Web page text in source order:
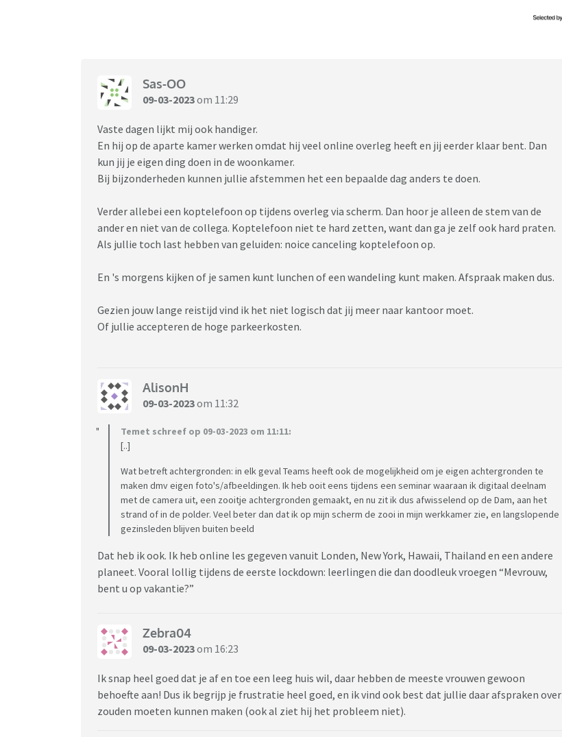
Thuiswerken wordt dus meer vloek. Herkenbaar?
Sas-OO
09-03-2023om 11:29
Vaste dagen lijkt mij ook handiger.
En hij op de aparte kamer werken omdat hij veel online overleg heeft en jij eerder klaar bent. Dan
kun jij je eigen ding doen in de woonkamer.
Bij bijzonderheden kunnen jullie afstemmen het een bepaalde dag anders te doen.
Verder allebei een koptelefoon op tijdens overleg via scherm. Dan hoor je alleen de stem van de
ander en niet van de collega. Koptelefoon niet te hard zetten, want dan ga je zelf ook hard praten.
Als jullie toch last hebben van geluiden: noice canceling koptelefoon op.
En 's morgens kijken of je samen kunt lunchen of een wandeling kunt maken. Afspraak maken dus.
Gezien jouw lange reistijd vind ik het niet logisch dat jij meer naar kantoor moet.
Of jullie accepteren de hoge parkeerkosten.
AlisonH
09-03-2023om 11:32
Temet schreef op 09-03-2023 om 11:11:
[..]
Wat betreft achtergronden: in elk geval Teams heeft ook de mogelijkheid om je eigen achtergronden te
maken dmv eigen foto's/afbeeldingen. Ik heb ooit eens tijdens een seminar waaraan ik digitaal deelnam
met de camera uit, een zooitje achtergronden gemaakt, en nu zit ik dus afwisselend op de Dam, aan het
strand of in de polder. Veel beter dan dat ik op mijn scherm de zooi in mijn werkkamer zie, en langslopende
gezinsleden blijven buiten beeld
Dat heb ik ook. Ik heb online les gegeven vanuit Londen, New York, Hawaii, Thailand en een andere
planeet. Vooral lollig tijdens de eerste lockdown: leerlingen die dan doodleuk vroegen “Mevrouw,
bent u op vakantie?”
Zebra04
09-03-2023om 16:23
Ik snap heel goed dat je af en toe een leeg huis wil, daar hebben de meeste vrouwen gewoon
behoefte aan! Dus ik begrijp je frustratie heel goed, en ik vind ook best dat jullie daar afspraken over
zouden moeten kunnen maken (ook al ziet hij het probleem niet).